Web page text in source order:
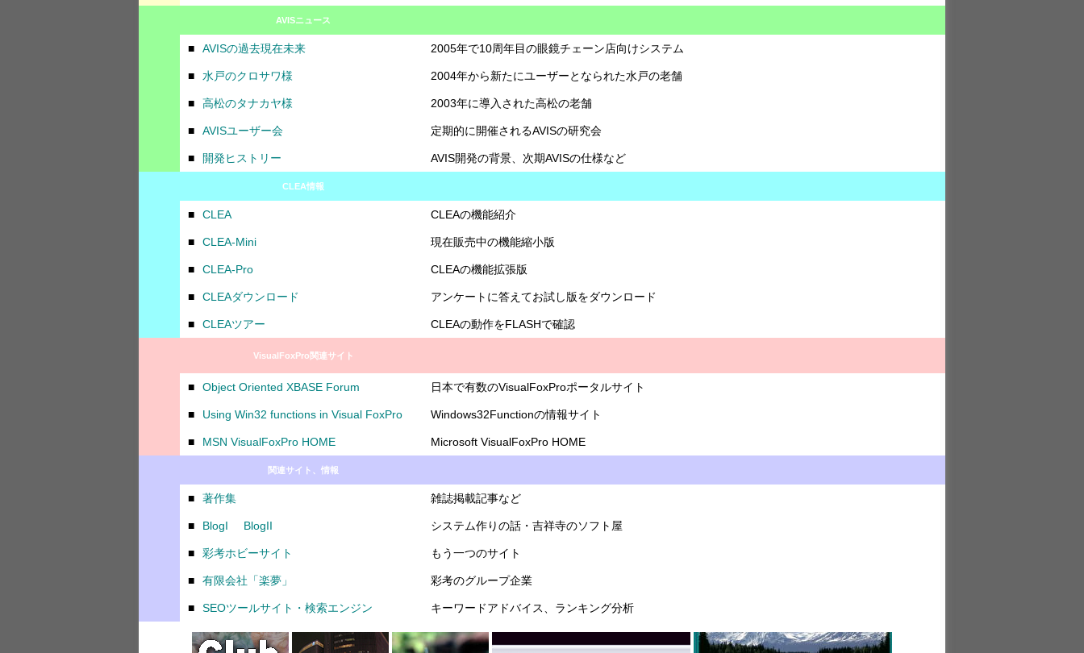
AVISニュース
■ AVISの過去現在未来 2005年で10周年目の眼鏡チェーン店向けシステム
■ 水戸のクロサワ様 2004年から新たにユーザーとなられた水戸の老舗
■ 高松のタナカヤ様 2003年に導入された高松の老舗
■ AVISユーザー会 定期的に開催されるAVISの研究会
■ 開発ヒストリー AVIS開発の背景、次期AVISの仕様など
CLEA情報
■ CLEA CLEAの機能紹介
■ CLEA-Mini 現在販売中の機能縮小版
■ CLEA-Pro CLEAの機能拡張版
■ CLEAダウンロード アンケートに答えてお試し版をダウンロード
■ CLEAツアー CLEAの動作をFLASHで確認
VisualFoxPro関連サイト
■ Object Oriented XBASE Forum 日本で有数のVisualFoxProポータルサイト
■ Using Win32 functions in Visual FoxPro Windows32Functionの情報サイト
■ MSN VisualFoxPro HOME Microsoft VisualFoxPro HOME
関連サイト、情報
■ 著作集 雑誌掲載記事など
■ BlogI BlogII システム作りの話・吉祥寺のソフト屋
■ 彩考ホビーサイト もう一つのサイト
■ 有限会社「楽夢」 彩考のグループ企業
■ SEOツールサイト・検索エンジン キーワードアドバイス、ランキング分析